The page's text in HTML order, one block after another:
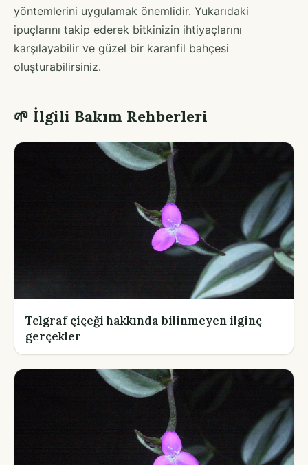
yöntemlerini uygulamak önemlidir. Yukarıdaki
ipuçlarını takip ederek bitkinizin ihtiyaçlarını
karşılayabilir ve güzel bir karanfil bahçesi
oluşturabilirsiniz.
🌱 İlgili Bakım Rehberleri
Telgraf çiçeği hakkında bilinmeyen ilginç
gerçekler